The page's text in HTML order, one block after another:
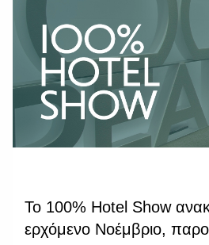
Το 100% Hotel Show
ερχόμενο Νοέμβριο,